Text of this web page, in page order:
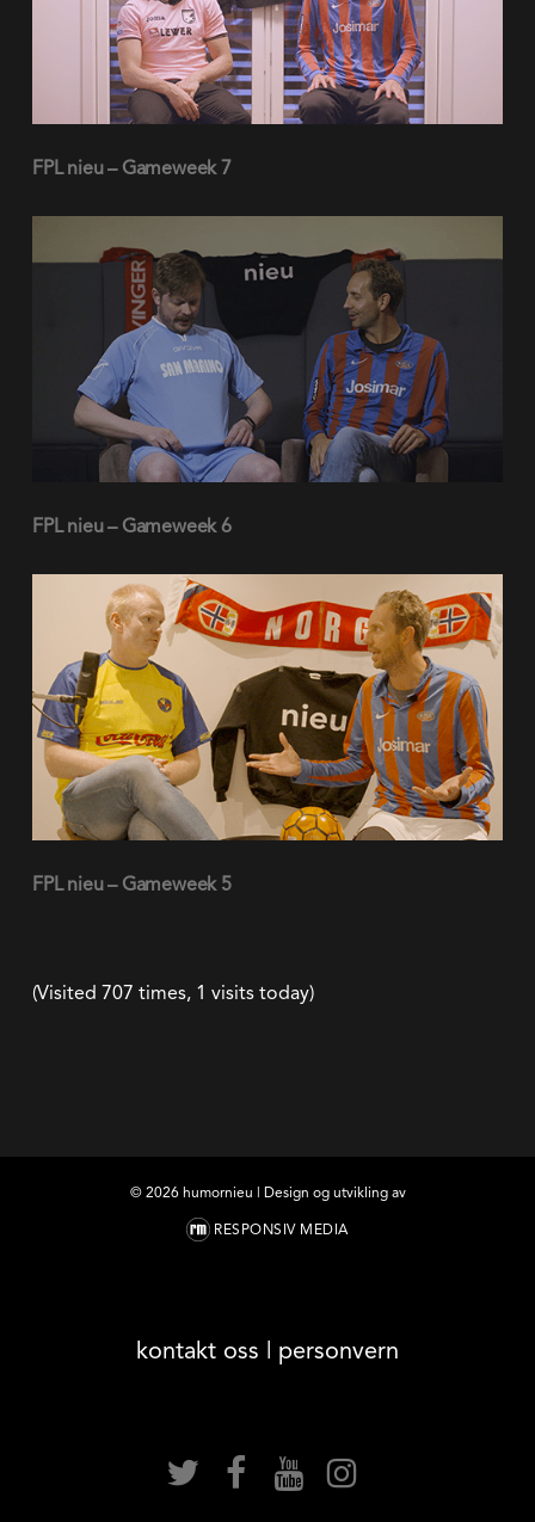
(Visited 707 times, 1 visits today)
© 2026humornieu | Design og utvikling av
RESPONSIV MEDIA
kontakt oss | personvern